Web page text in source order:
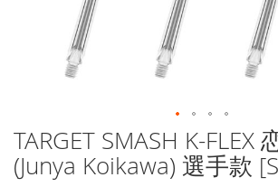
TARGET SMASH K-FLEX
(Junya Koikawa) 選手款
Skip
to
the